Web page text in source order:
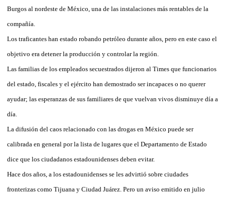
Burgos al nordeste de México, una de las instalaciones más rentables de la
compañía.
Los traficantes han estado robando petróleo durante años, pero en este caso el
objetivo era detener la producción y controlar la región.
Las familias de los empleados secuestrados dijeron al Times que funcionarios
del estado, fiscales y el ejército han demostrado ser incapaces o no querer
ayudar; las esperanzas de sus familiares de que vuelvan vivos disminuye día a
día.
La difusión del caos relacionado con las drogas en México puede ser
calibrada en general por la lista de lugares que el Departamento de Estado
dice que los ciudadanos estadounidenses deben evitar.
Hace dos años, a los estadounidenses se les advirtió sobre ciudades
fronterizas como Tijuana y Ciudad Juárez. Pero un aviso emitido en julio